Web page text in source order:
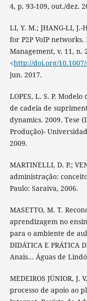
4, p. 93-109, out./dez.
LI, Y. M.; JHANG-LI, J.-
for P2P VoIP
Management, v. 11, n.
<http://doi.org/10.1007/
jun. 2017.
LOPES, L. S. P.
de cadeia de
dynamics. 2009. Tese
Produção)-
2009.
MARTINELLI, D. P.;
administração:
Paulo: Saraiva, 2006.
MASETTO, M. T.
aprendizagem no
para o ambiente de
DIDÁTICA E PRÁTICA
Anais... Águas de
MEDEIROS JÚNIOR,
processo de apoio ao